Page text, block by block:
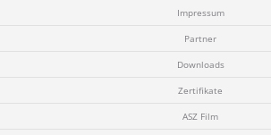
Impressum
Partner
Downloads
Zertifikate
ASZ Film